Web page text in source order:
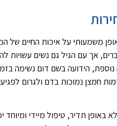
משמעותי על איכות החיים של
אך עם הגיל גם נשים עשויות
הידועה בשם דום נשימה
חמצן נמוכות בדם ולגרום
באופן תדיר, טיפול מיידי ומיוחד